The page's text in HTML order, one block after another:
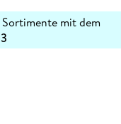
mit dem